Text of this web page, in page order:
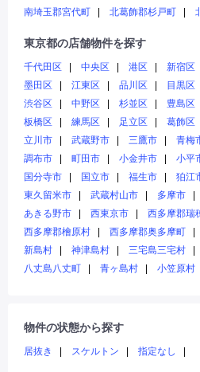
南埼玉郡宮代町
北葛飾郡杉戸町
東京都の店舗物件を探す
千代田区 中央区 港区 新宿区
墨田区
江東区 品川区 目黒区
渋谷区
中野区 杉並区 豊島区
板橋区
練馬区 足立区 葛飾区
立川市
武蔵野市 三鷹市 青梅
調布市
町田市 小金井市 小平
国分寺市
国立市 福生市 狛江
東久留米市
武蔵村山市 多摩市
あきる野市
西東京市 西多摩郡瑞
西多摩郡檜原村
西多摩郡奥多摩町
新島村
神津島村 三宅島三宅村
八丈島八丈町
青ヶ島村 小笠原村
物件の状態から探す
居抜き スケルトン 指定なし